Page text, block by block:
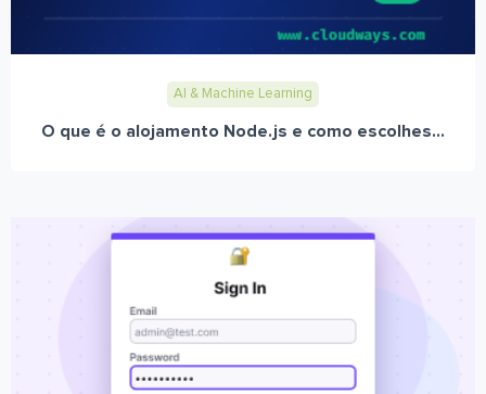
AI & Machine Learning
O que é o alojamento Node.js e como escolhes...